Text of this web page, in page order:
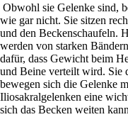
Obwohl sie Gelenke sind,
wie gar nicht. Sie sitzen
und den Beckenschaufeln.
werden von starken
dafür, dass Gewicht beim
und Beine verteilt wird. Sie
bewegen sich die Gelenke
Iliosakralgelenken eine
sich das Becken weiten